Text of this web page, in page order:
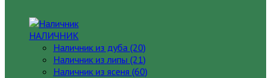
НАЛИЧНИК
Наличник из дуба (20)
Наличник из липы (21)
Наличник из ясеня (60)